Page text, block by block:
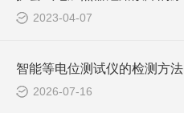
2023-04-07
智能等电位测试仪的检测方法
2026-07-16